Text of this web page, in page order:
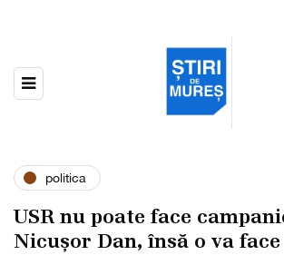
politica
USR nu poate face
Nicușor Dan, însă o va face